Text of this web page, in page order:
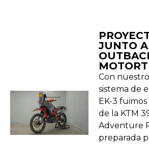
JUNTO A
Con nuestro
sistema de
EK-3
de la KTM
Adventure
preparada